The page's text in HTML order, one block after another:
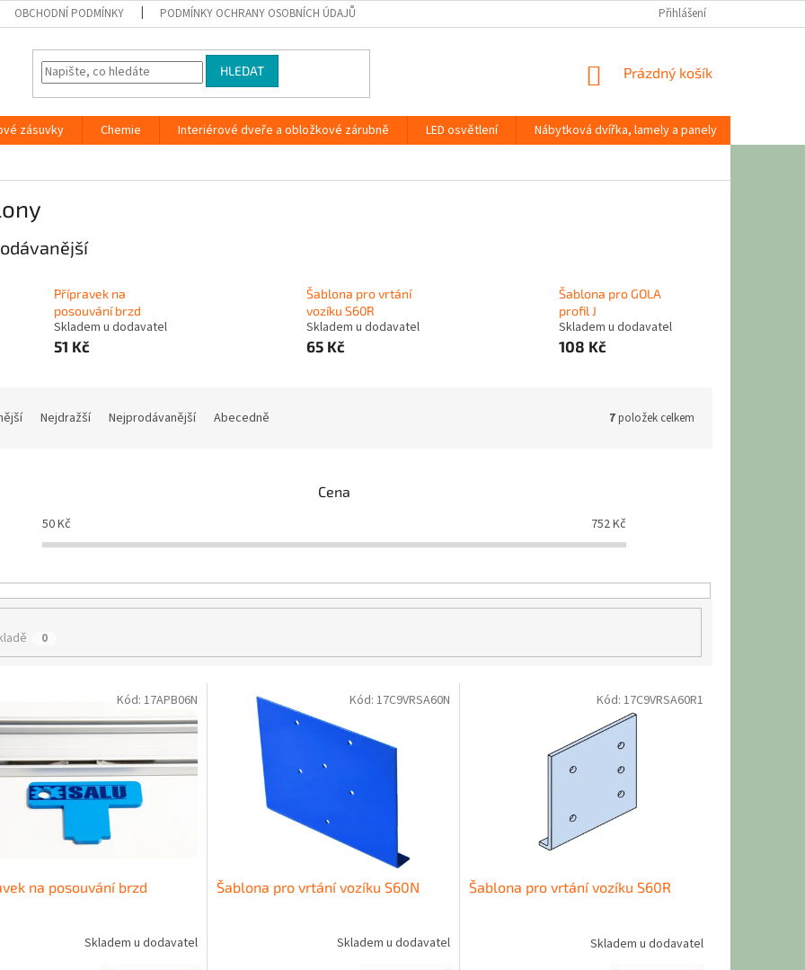
OBCHODNÍ PODMÍNKY PODMÍNKY OCHRANY OSOBNÍCH ÚDAJŮ Přihlášení
HLEDAT
NÁKUPNÍ
Prázdný košík
zásuvky Chemie Interiérové dveře a obložkové zárubně LED osvětlení Nábytková dvířka, lamely a panely
Přípravek na
posouvání brzd
Skladem u dodavatel
51 Kč
Šablona pro vrtání
vozíku S60R
Skladem u dodavatel
65 Kč
Šablona pro GOLA
profil J
Skladem u dodavatel
108 Kč
Nejdražší Nejprodávanější Abecedně 7položek celkem
Cena
50Kč 752Kč
0
na posouvání brzd
Skladem u dodavatel
Kód: 17APB06N
Šablona pro vrtání vozíku S60N
Skladem u dodavatel
Kód: 17C9VRSA60N
Šablona pro vrtání vozíku S60R
Skladem u dodavatel
Kód: 17C9VRSA60R1